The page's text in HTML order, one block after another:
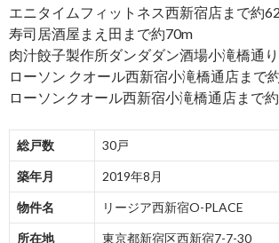
エニタイムフィットネス西新宿店まで約
寿司居酒屋まえ田まで約70m
肉汁餃子製作所ダンダダン酒場小滝橋通
ローソン クオール西新宿小滝橋通店まで
ローソンクオール西新宿小滝橋通店まで
総戸数 30戸
築年月 2019年8月
物件名 リージア西新宿O-PLACE
所在地 東京都新宿区西新宿7-7-30